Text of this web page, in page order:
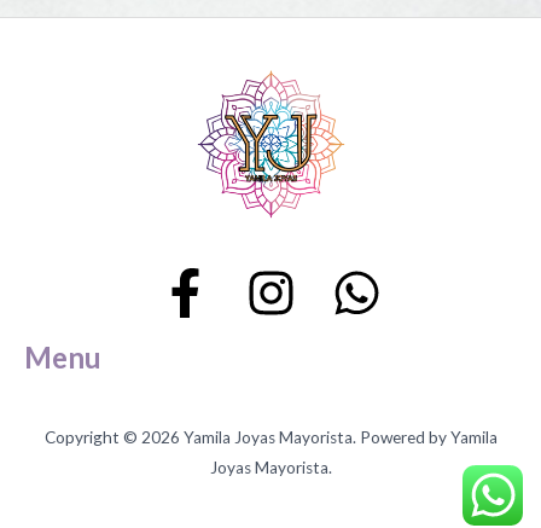
Menu
Copyright © 2026 Yamila Joyas Mayorista. Powered by Yamila
Joyas Mayorista.